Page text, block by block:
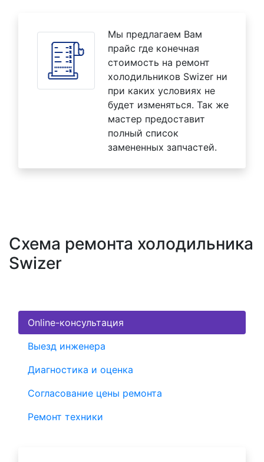
Мы предлагаем Вам
прайс где конечная
стоимость на ремонт
холодильников Swizer ни
при каких условиях не
будет изменяться. Так же
мастер предоставит
полный список
замененных запчастей.
Схема ремонта холодильника
Swizer
Online-консультация
Выезд инженера
Диагностика и оценка
Согласование цены ремонта
Ремонт техники